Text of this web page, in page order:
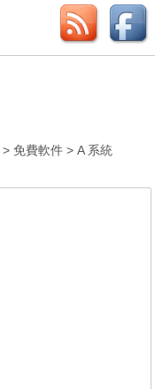
>免費軟件 >A 系統